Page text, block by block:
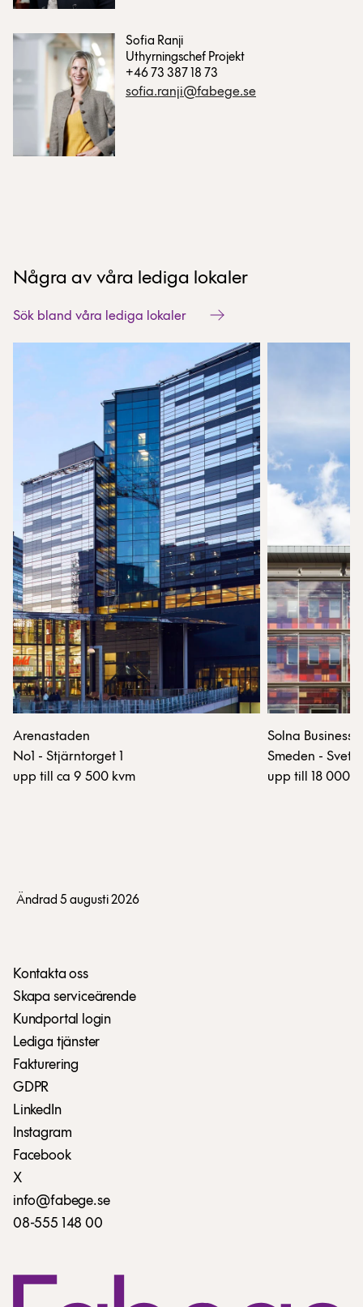
Sofia Ranji
Uthyrningschef Projekt
+46 73 387 18 73
sofia.ranji@fabege.se
Några av våra lediga lokaler
Sök bland våra lediga lokaler
Arenastaden
No1 - Stjärntorget 1
upp till ca 9 500 kvm
Solna Business
Smeden -
upp till 18 000
Ändrad 5 augusti 2026
Kontakta oss
Skapa serviceärende
Kundportal login
Lediga tjänster
Fakturering
GDPR
LinkedIn
Instagram
Facebook
X
info@fabege.se
08-555 148 00